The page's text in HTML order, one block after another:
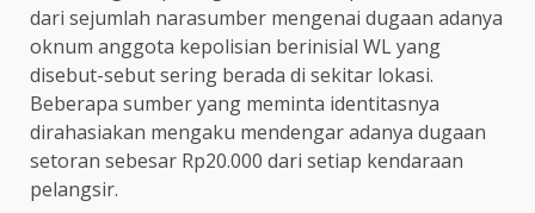
dari sejumlah narasumber mengenai dugaan adanya
oknum anggota kepolisian berinisial WL yang
disebut-sebut sering berada di sekitar lokasi.
Beberapa sumber yang meminta identitasnya
dirahasiakan mengaku mendengar adanya dugaan
setoran sebesar Rp20.000 dari setiap kendaraan
pelangsir.